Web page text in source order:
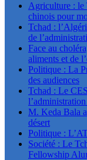
Agriculture : le
chinois pour
Tchad :
de
Face au
aliments et de
Politique : La
des audiences
Tchad : Le
M. Keda Bala
désert
Politique :
Société : Le
Fellowship